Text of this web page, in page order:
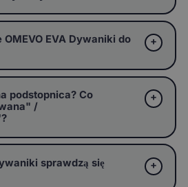
EVA Dywaniki do
podstopnica? Co
/
sprawdzą się